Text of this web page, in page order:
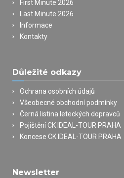
First Minute 2026
Last Minute 2026
Informace
Kontakty
Důležité odkazy
Ochrana osobních údajů
Všeobecné obchodní podmínky
Černá listina leteckých dopravců
Pojištění CK IDEAL-TOUR PRAHA
Koncese CK IDEAL-TOUR PRAHA
Newsletter